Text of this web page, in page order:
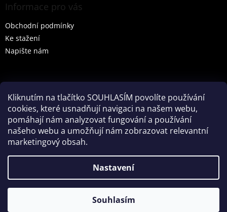
Kliknutím na tlačítko SOUHLASÍM povolíte používání
cookies, které usnadňují navigaci na našem webu,
pomáhají nám analyzovat fungování a používání
našeho webu a umožňují nám zobrazovat relevantní
marketingový obsah.
Nastavení
Souhlasím
Informace pro vás
Obchodní podmínky
Ke stažení
Napište nám
HLEDAT
Partner: Mega Creative
Tenesco s.r.o.. Všechna práva vyhrazena.